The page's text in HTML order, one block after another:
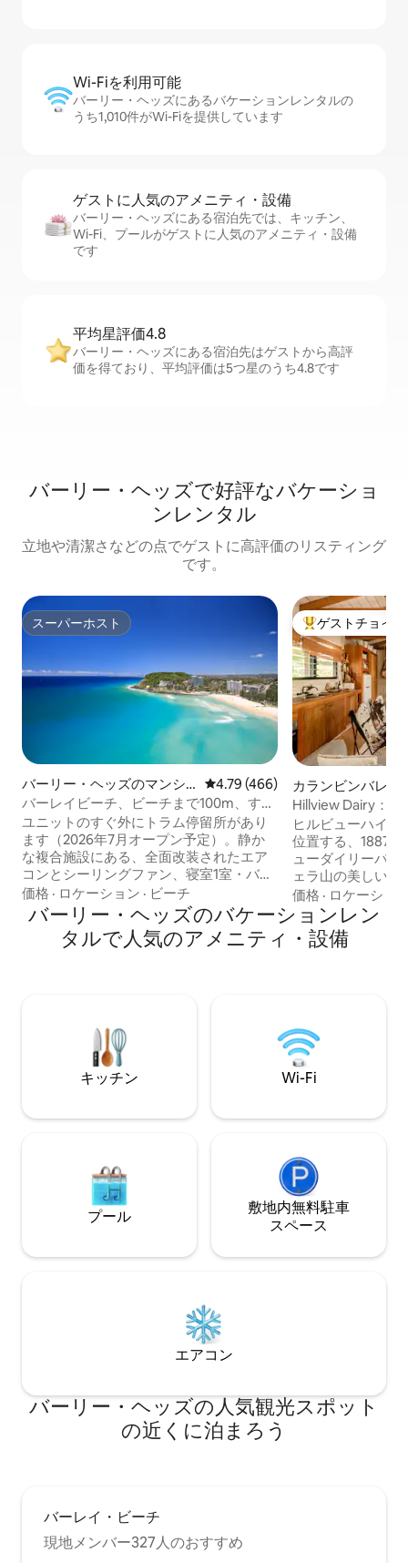
Wi-Fiを利⁠用⁠可⁠能
バーリー・ヘッズにあるバケーションレンタルの
うち1,010件がWi-Fiを提供しています
ゲストに人⁠気⁠のア⁠メ⁠ニ⁠テ⁠ィ・設⁠備
バーリー・ヘッズにある宿泊先では、キッチン、
Wi-Fi、プールがゲストに人気のアメニティ・設備
です
平均星評価4.8
バーリー・ヘッズにある宿泊先はゲストから高評
価を得ており、平均評価は5つ星のうち4.8です
バーリー・ヘッズで好評なバケーショ
ンレンタル
立地や清潔さなどの点でゲストに高評価のリスティング
です。
スーパーホスト
スーパーホスト
バーリー・ヘッズのマンシ
ョン・アパート
レビュー466件、5つ星中4.79つ
4.79 (466)
バーレイビーチ、ビーチまで100m、すぐ
外にトラム
ユニットのすぐ外にトラム停留所があり
ます（2026年7月オープン予定）。静か
な複合施設にある、全面改装されたエア
コンとシーリングファン、寝室1室・バス
ルーム1室、フルキッチンのユニットをお
楽しみください。最大2名様。 プール/バ
ーベキューエリア。高級ピロートップク
イーンサイズベッド、レインシャワーヘ
のお店、食事、カフェまで徒歩800m（11
が用意されています。パントリーには洗
濯用品、シャワー用品、オイル、紅茶、
含む禁煙
価格 · ロケーション · ビーチ
大好評のゲスト
ゲストチョイス
カランビンバレー
Hillview Dairy：よ
イランド牧場の牛
ヒルビューハイ
位置する、1887
ューダイリーバー
ェラ山の美しい急
リーク、農業地帯
きます。 🐮 毎日の牛の給餌と 🐴 午後4時
の馬の給餌。 🐓
🧑‍🌾 当農場の果
場の一部として存
は広大な農地に囲
価格 · ロケーショ
バーリー・ヘッズのバケーションレン
タルで人気のアメニティ・設備
キッチン Wi-Fi
プール
敷地内無料駐⁠車
ス⁠ペ⁠ー⁠ス
エアコン
バーリー・ヘッズの人気観光スポット
の近くに泊まろう
バーレイ・ビーチ
現地メンバー327人のおすすめ